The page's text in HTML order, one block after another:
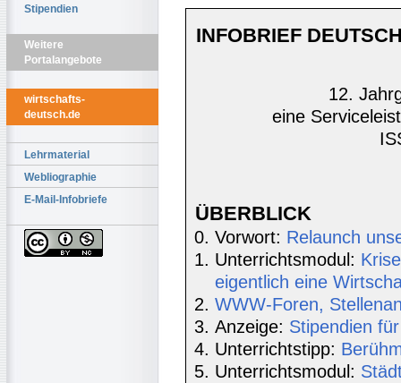
Stipendien
Weitere
Portalangebote
wirtschafts-
deutsch.de
Lehrmaterial
Webliographie
E-Mail-Infobriefe
INFOBRIEF
12.
eine
ÜBERBLICK
Vorwort: Relaunch
Unterrichtsmodul:
eigentlich eine
WWW-Foren,
Anzeige: Stipendien
Unterrichtstipp:
Unterrichtsmodul: